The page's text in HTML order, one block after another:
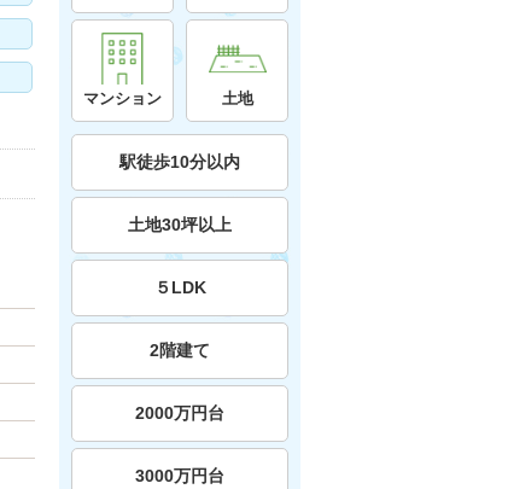
マンション 土地
駅徒歩10分以内
土地30坪以上
５LDK
2階建て
2000万円台
3000万円台